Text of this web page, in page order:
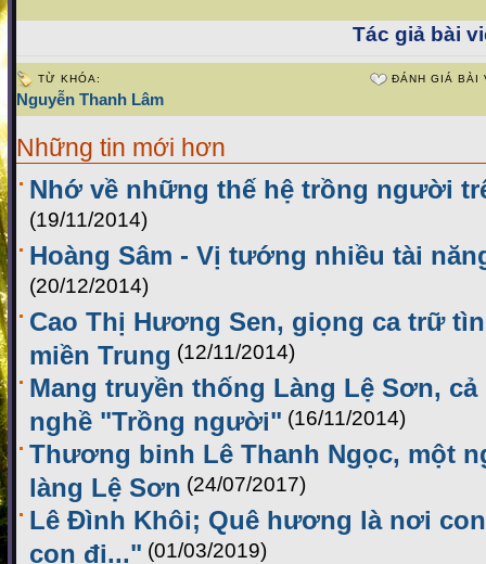
Tác giả bài
TỪ KHÓA:
Nguyễn Thanh Lâm
ĐÁNH GIÁ BÀI
Những tin mới hơn
Nhớ về những thế hệ trồng người
(19/11/2014)
Hoàng Sâm - Vị tướng nhiều tài
(20/12/2014)
Cao Thị Hương Sen, giọng ca trữ
miền Trung (12/11/2014)
Mang truyền thống Làng Lệ Sơn,
nghề "Trồng người" (16/11/2014)
Thương binh Lê Thanh Ngọc, một
làng Lệ Sơn (24/07/2017)
Lê Đình Khôi; Quê hương là nơi
con đi..." (01/03/2019)